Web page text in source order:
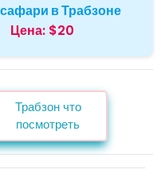
в Трабзоне
Цена: $20
Трабзон что
посмотреть